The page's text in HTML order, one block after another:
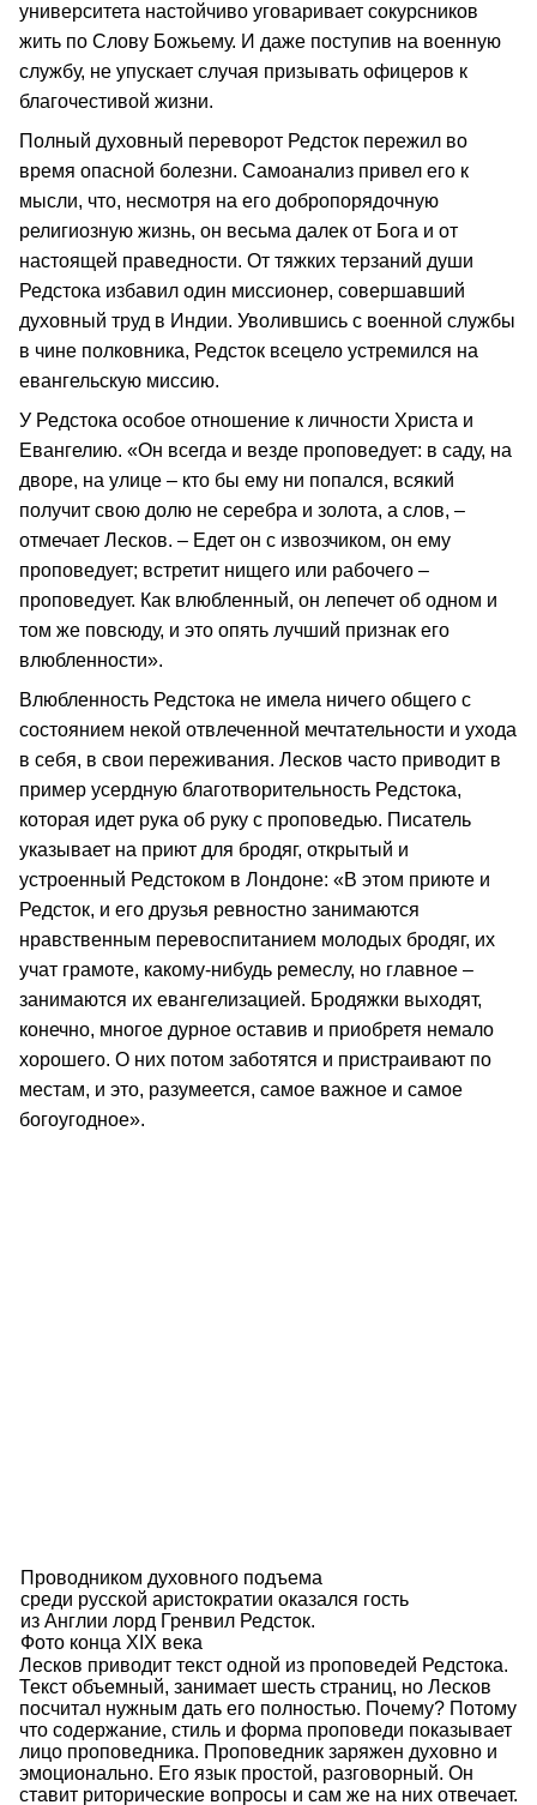
университета настойчиво уговаривает сокурсников
жить по Слову Божьему. И даже поступив на военную
службу, не упускает случая призывать офицеров к
благочестивой жизни.
Полный духовный переворот Редсток пережил во
время опасной болезни. Самоанализ привел его к
мысли, что, несмотря на его добропорядочную
религиозную жизнь, он весьма далек от Бога и от
настоящей праведности. От тяжких терзаний души
Редстока избавил один миссионер, совершавший
духовный труд в Индии. Уволившись с военной службы
в чине полковника, Редсток всецело устремился на
евангельскую миссию.
У Редстока особое отношение к личности Христа и
Евангелию. «Он всегда и везде проповедует: в саду, на
дворе, на улице – кто бы ему ни попался, всякий
получит свою долю не серебра и золота, а слов, –
отмечает Лесков. – Едет он с извозчиком, он ему
проповедует; встретит нищего или рабочего –
проповедует. Как влюбленный, он лепечет об одном и
том же повсюду, и это опять лучший признак его
влюбленности».
Влюбленность Редстока не имела ничего общего с
состоянием некой отвлеченной мечтательности и ухода
в себя, в свои переживания. Лесков часто приводит в
пример усердную благотворительность Редстока,
которая идет рука об руку с проповедью. Писатель
указывает на приют для бродяг, открытый и
устроенный Редстоком в Лондоне: «В этом приюте и
Редсток, и его друзья ревностно занимаются
нравственным перевоспитанием молодых бродяг, их
учат грамоте, какому-нибудь ремеслу, но главное –
занимаются их евангелизацией. Бродяжки выходят,
конечно, многое дурное оставив и приобретя немало
хорошего. О них потом заботятся и пристраивают по
местам, и это, разумеется, самое важное и самое
богоугодное».
Проводником духовного подъема
среди русской аристократии оказался гость
из Англии лорд Гренвил Редсток.
Фото конца XIX века
Лесков приводит текст одной из проповедей Редстока.
Текст объемный, занимает шесть страниц, но Лесков
посчитал нужным дать его полностью. Почему? Потому
что содержание, стиль и форма проповеди показывает
лицо проповедника. Проповедник заряжен духовно и
эмоционально. Его язык простой, разговорный. Он
ставит риторические вопросы и сам же на них отвечает.